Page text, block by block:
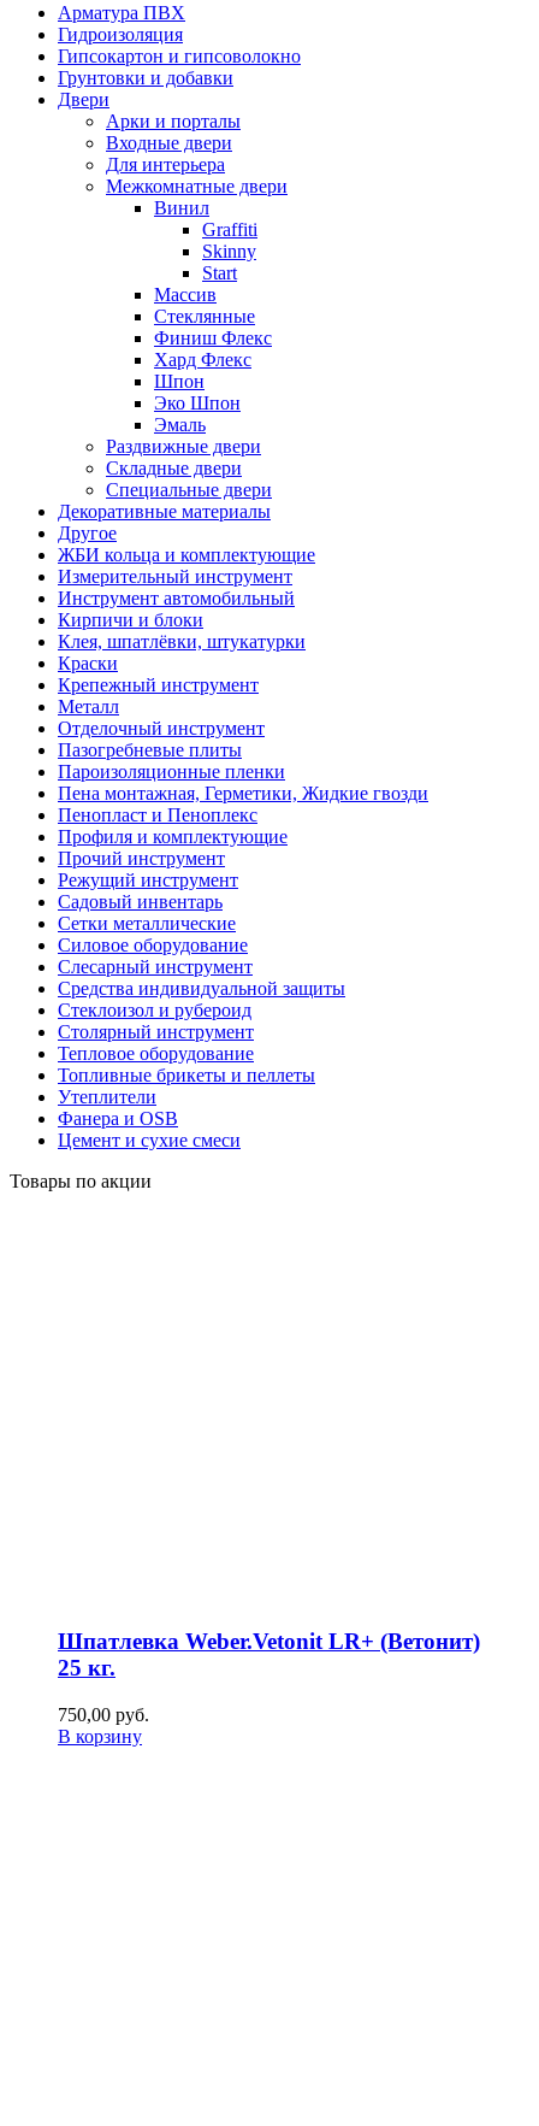
Арматура ПВХ
Гидроизоляция
Гипсокартон и гипсоволокно
Грунтовки и добавки
Двери
Арки и порталы
Входные двери
Для интерьера
Межкомнатные двери
Винил
Graffiti
Skinny
Start
Массив
Стеклянные
Финиш Флекс
Хард Флекс
Шпон
Эко Шпон
Эмаль
Раздвижные двери
Складные двери
Специальные двери
Декоративные материалы
Другое
ЖБИ кольца и комплектующие
Измерительный инструмент
Инструмент автомобильный
Кирпичи и блоки
Клея, шпатлёвки, штукатурки
Краски
Крепежный инструмент
Металл
Отделочный инструмент
Пазогребневые плиты
Пароизоляционные пленки
Пена монтажная, Герметики, Жидкие гвозди
Пенопласт и Пеноплекс
Профиля и комплектующие
Прочий инструмент
Режущий инструмент
Садовый инвентарь
Сетки металлические
Силовое оборудование
Слесарный инструмент
Средства индивидуальной защиты
Стеклоизол и рубероид
Столярный инструмент
Тепловое оборудование
Топливные брикеты и пеллеты
Утеплители
Фанера и OSB
Цемент и сухие смеси
Товары по акции
Шпатлевка Weber.Vetonit LR+ (Ветонит)
25 кг.
750,00 руб.
В корзину